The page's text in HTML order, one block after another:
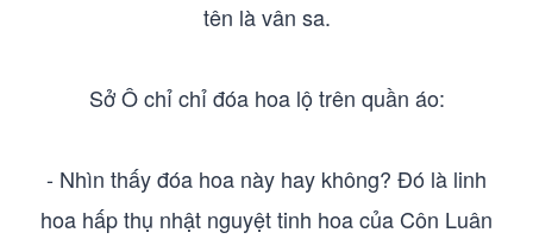
tên là vân sa.
Sở Ô chỉ chỉ đóa hoa lộ trên quần áo:
- Nhìn thấy đóa hoa này hay không? Đó là linh
hoa hấp thụ nhật nguyệt tinh hoa của Côn Luân